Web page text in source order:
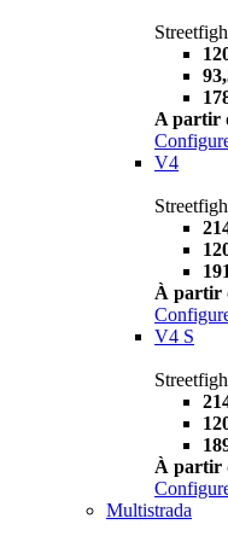
A partir
V4
À partir
V4 S
À partir
Multistrada